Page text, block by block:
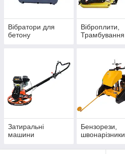
Вібратори для
бетону
Віброплити,
Трамбування
Затиральні
машини
Бензорези,
швонарізники